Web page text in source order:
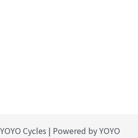
Cycles | Powered by YOYO